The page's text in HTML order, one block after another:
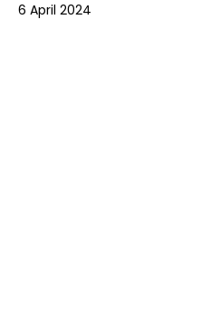
6 April 2024